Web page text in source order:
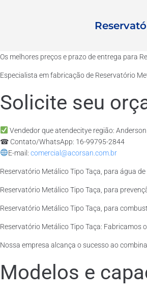
Os melhores preços e prazo de entrega para
Especialista em fabricação de Reservatório
Solicite seu
Vendedor que atendecitye região:
☎ Contato/WhatsApp: 16-99795-2844
E-mail: comercial@acorsan.com.br
Reservatório Metálico Tipo Taça, para água
Reservatório Metálico Tipo Taça, para
Reservatório Metálico Tipo Taça, para
Reservatório Metálico Tipo Taça: Fabricamos
Nossa empresa alcança o sucesso ao
Modelos e